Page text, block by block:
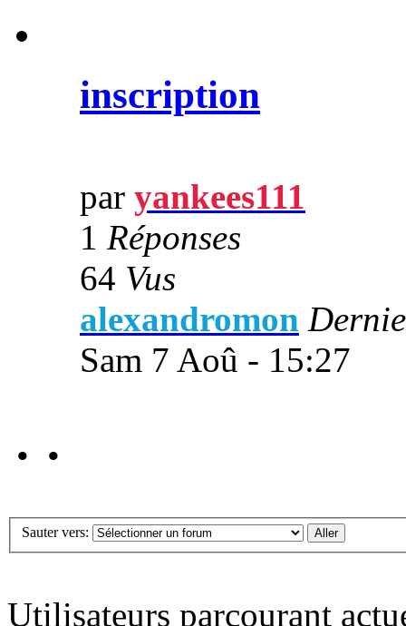
inscription
par yankees111
1 Réponses
64 Vus
alexandromon
Sam 7 Aoû - 15:27
• •
Sauter vers:
Utilisateurs parcourant